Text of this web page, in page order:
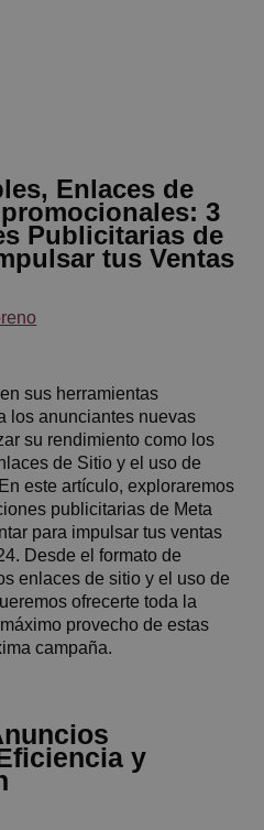
Enlaces de
3
Publicitarias de
tus Ventas
sus herramientas
los anunciantes nuevas
su rendimiento como los
de Sitio y el uso de
este artículo, exploraremos
publicitarias de Meta
para impulsar tus ventas
Desde el formato de
enlaces de sitio y el uso de
ofrecerte toda la
provecho de estas
campaña.
y